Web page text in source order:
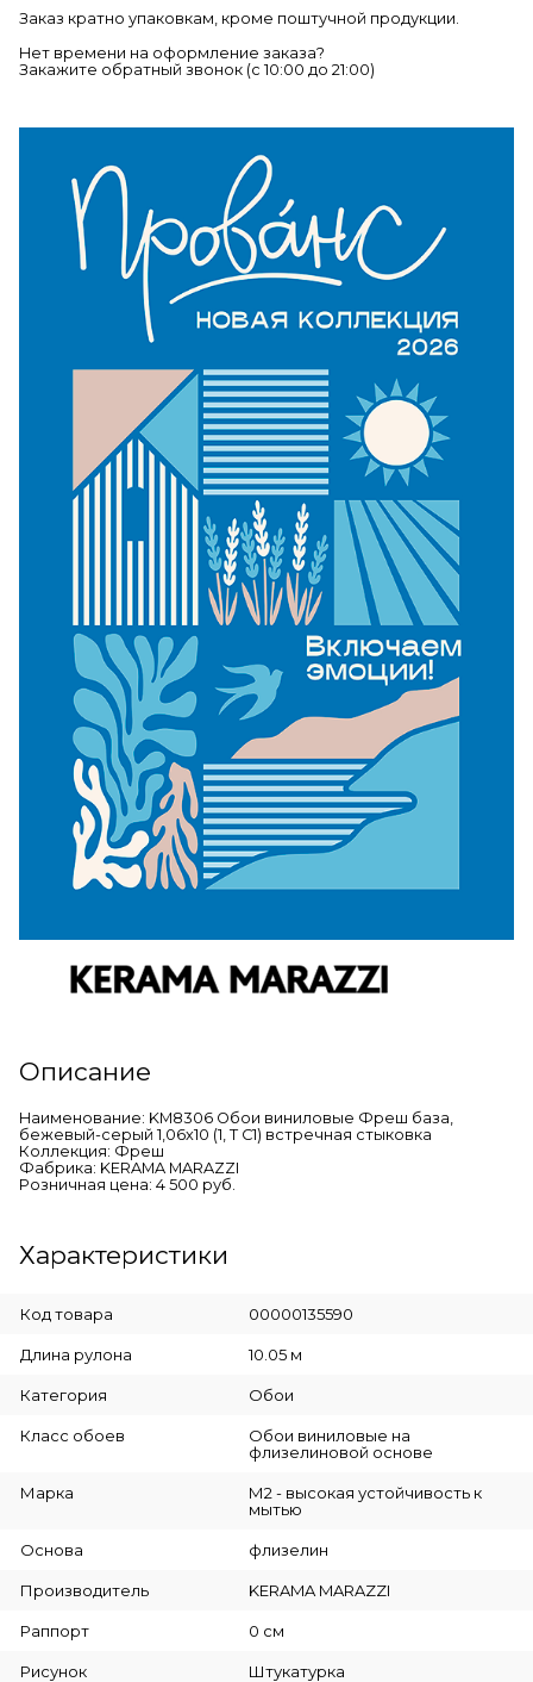
Заказ кратно упаковкам, кроме поштучной продукции.
Нет времени на оформление заказа?
Закажите обратный звонок (c 10:00 до 21:00)
Описание
Наименование: KM8306 Обои виниловые Фреш база,
бежевый-серый 1,06х10 (1, Т C1) встречная стыковка
Коллекция: Фреш
Фабрика: KERAMA MARAZZI
Розничная цена: 4 500 руб.
Характеристики
Код товара 00000135590
Длина рулона 10.05 м
Категория Обои
Класс обоев
Обои виниловые на
флизелиновой основе
Марка
М2 - высокая устойчивость к
мытью
Основа флизелин
Производитель KERAMA MARAZZI
Раппорт 0 см
Рисунок Штукатурка